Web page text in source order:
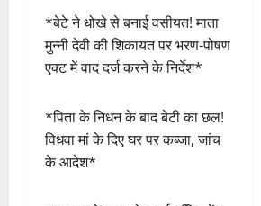
*बेटे ने धोखे से बनाई वसीयत! माता
मुन्नी देवी की शिकायत पर भरण-पोषण
एक्ट में वाद दर्ज करने के निर्देश*
*पिता के निधन के बाद बेटी का छल!
विधवा मां के दिए घर पर कब्जा, जांच
के आदेश*